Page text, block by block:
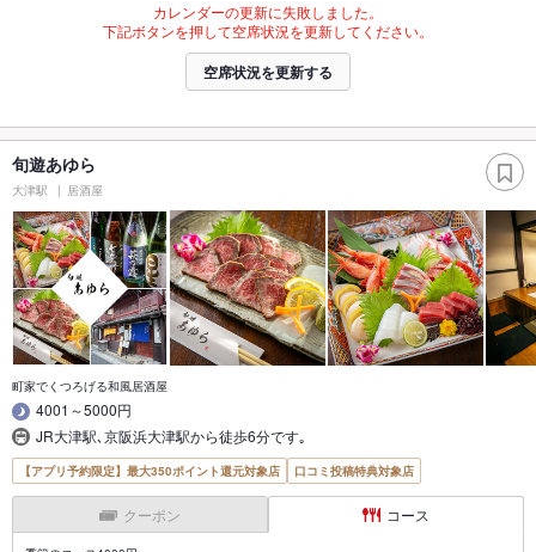
カレンダーの更新に失敗しました。
下記ボタンを押して空席状況を更新してください。
空席状況を更新する
旬遊あゆら
大津駅 居酒屋
町家でくつろげる和風居酒屋
4001～5000円
JR大津駅､京阪浜大津駅から徒歩6分です｡
【アプリ予約限定】最大350ポイント還元対象店 口コミ投稿特典対象店
クーポン コース